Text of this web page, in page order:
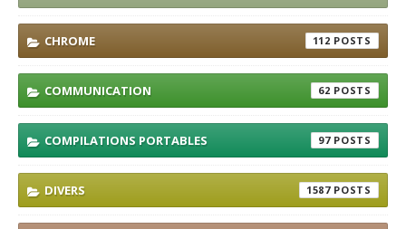
CHROME 112
COMMUNICATION 62
COMPILATIONS PORTABLES 97
DIVERS 1587